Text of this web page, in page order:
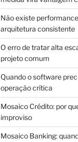
Não existe
arquitetura consistente
O erro de tratar alta
projeto comum
Quando o software
operação crítica
Mosaico Crédito: por
improviso
Mosaico Banking: